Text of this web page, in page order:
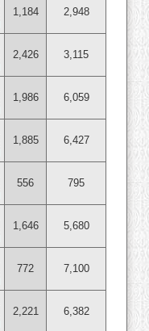
1,184 2,948
2,426 3,115
1,986 6,059
1,885 6,427
556 795
1,646 5,680
772 7,100
2,221 6,382